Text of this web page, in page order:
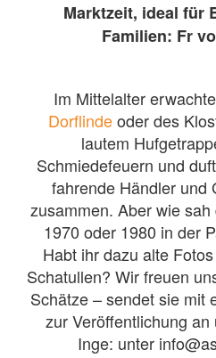
Marktzeit, ideal für
Familien: Fr
Im Mittelalter
Dorflindeoder des
lautem
Schmiedefeuern und
fahrende Händler und
zusammen. Aber wie
1970 oder 1980 in der
Habt ihr dazu alte
Schatullen? Wir freuen
Schätze – sendet sie mit
zur Veröffentlichung
Inge: unter